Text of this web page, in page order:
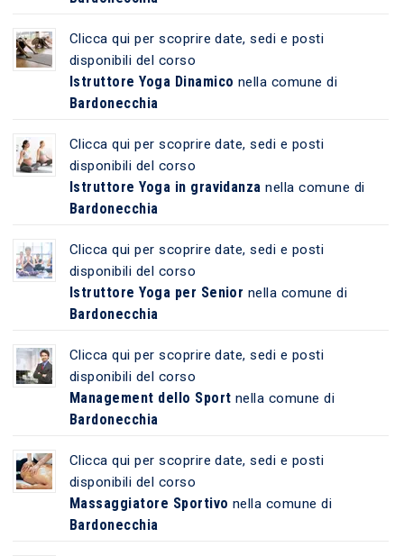
Clicca qui per scoprire date, sedi e posti
disponibili del corso
Istruttore Yoga Dinamico nella comune di
Bardonecchia
Clicca qui per scoprire date, sedi e posti
disponibili del corso
Istruttore Yoga in gravidanza nella comune di
Bardonecchia
Clicca qui per scoprire date, sedi e posti
disponibili del corso
Istruttore Yoga per Senior nella comune di
Bardonecchia
Clicca qui per scoprire date, sedi e posti
disponibili del corso
Management dello Sport nella comune di
Bardonecchia
Clicca qui per scoprire date, sedi e posti
disponibili del corso
Massaggiatore Sportivo nella comune di
Bardonecchia